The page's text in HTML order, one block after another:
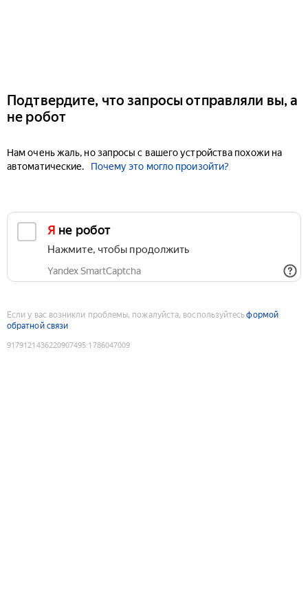
Подтвердите, что запросы отправляли вы, а
не робот
Нам очень жаль, но запросы с вашего устройства похожи на
автоматические.
Почему это могло произойти?
Я не робот
Нажмите, чтобы продолжить
Yandex SmartCaptcha
Если у вас возникли проблемы, пожалуйста, воспользуйтесьформой
обратной связи
9179121436220907495:1786047009